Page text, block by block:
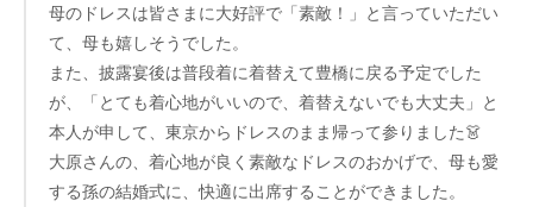
母のドレスは皆さまに大好評で「素敵！」と言っていただい
て、母も嬉しそうでした。
また、披露宴後は普段着に着替えて豊橋に戻る予定でした
が、「とても着心地がいいので、着替えないでも大丈夫」と
本人が申して、東京からドレスのまま帰って参りました👗
大原さんの、着心地が良く素敵なドレスのおかげで、母も愛
する孫の結婚式に、快適に出席することができました。